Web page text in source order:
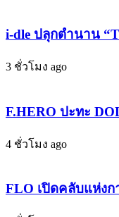
ซิงเกิล
“หยุด
ออฟ
อัลบั้ม
ทาง
ปทุม
เปิด
ไอ
เท็
มา
i-dle ปลุกตำนาน
3 ชั่วโมง ago
F.HERO ปะทะ
4 ชั่วโมง ago
FLO เปิดคลับแห่ง